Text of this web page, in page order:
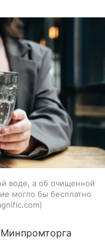
воде, а об очищенной
могло бы бесплатно